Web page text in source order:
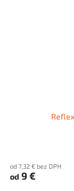
od 7,32 € bez DPH
od 9 €